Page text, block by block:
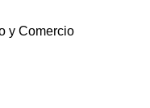
y Comercio